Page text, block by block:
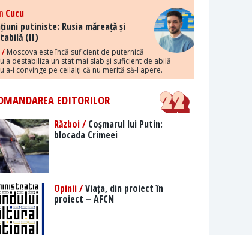
Cucu
putiniste: Rusia măreață și
(II)
/ Moscova este încă suficient de puternică
a destabiliza un stat mai slab și suficient de abilă
a-i convinge pe ceilalți că nu merită să-l apere.
EDITORILOR
Război /Coșmarul lui Putin:
blocada Crimeei
Opinii /Viața, din proiect în
proiect – AFCN